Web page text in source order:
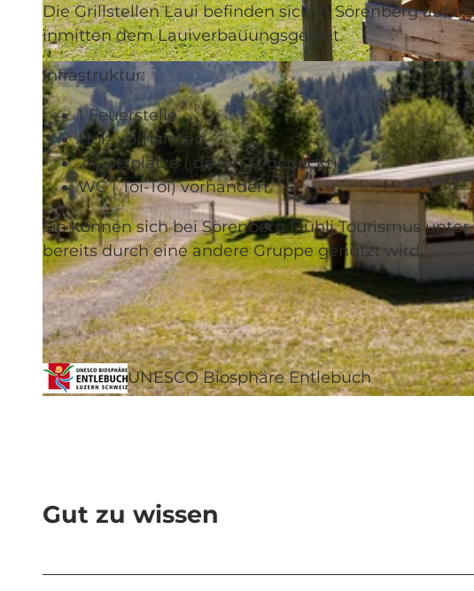
© Bruno Röösli, UNESCO Biosphäre Entlebuch
Die Grillstellen Laui befinden sich in Sörenberg auf
inmitten dem Lauiverbauungsgebiet.
Infrastruktur:
1 Feuerstelle
Holz vorhanden
24 Sitzplätze ( davon 12 gedeckt)
WC ( Toi-Toi) vorhanden
Sie können sich bei Sörenberg Flühli Tourismus
bereits durch eine andere Gruppe genutzt wird.
UNESCO Biosphäre Entlebuch
Gut zu wissen